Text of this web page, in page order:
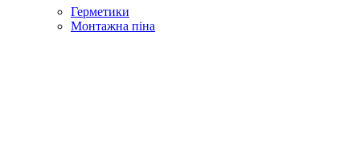
Герметики
Монтажна піна